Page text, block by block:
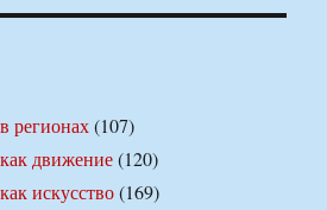
регионах(107)
движение(120)
искусство(169)